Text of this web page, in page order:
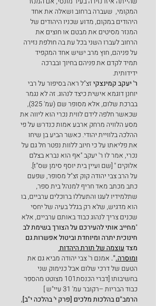
המקומי,  שעברה ברחוב ושאלה את אחד
היהודים במקום, מדוע שכניו היהודים של
המנזר מסיטים את מבטם או חוצים את
הרחוב לעברו השני בכל עת בה חולפת נזירה
על פניהם, חוץ מרב ישיש אחד המקפיד
תמיד לקדם את פניהם בחיוך ובברכה
ידידותית.
ר' יעקב קמינצקי זצ"ל ראה בסיפור על רבי
יוחנן דוגמא אישית כיצד לנהוג. זה לא נגמר
בברכת שלום, אלא מסופר שם (עמ' 325),
שכאשר חלפה לידם לווית נכרי הוא ליווה את
מסע הלוויה מרחק ארבע אמות כנדרש על פי
ההלכה בלוויית יהודי. כאשר הביע בן שיחו
את פליאתו על כי חיוב ללוות נפטר חל גם על
נכרי, אמר לו ר' יעקב "אף הוא נברא בצלם
אלוקים " [שם ועיין בית יוסף סימן שס"ז].
על הרב צבי יהודה קוק זצ"ל מסופר, שפעם
כתב מכתב מאד חריף למנהל בית ספר,
שתלמידיו לעגו והתעללו ברוכלים ערביים, בו
הוא מדגיש, שלא רק בגלל בעיה של יחסי
שכנים צריך לנהוג כבוד באותם ערביים, אלא
"מחייב אותי להעירכם על הצורך בשימת לב
חינוכית יתרה ומיוחדת וביטול אפשרות גם
מצד עוצמה של תורת היהדות
ומוסרה.". אמנם ר' צבי יהודה מביא גם את
הטעם של דרכי שלום אבל כנימוק שני
בחשיבותו [דברי הכנסת101 מצוטט מהספר
כבוד הבריות –רקובר עמ' 31 עיי"ש ]
הרמב"ם בהלכות מלכים [פרק י' בהלכה י"ב],